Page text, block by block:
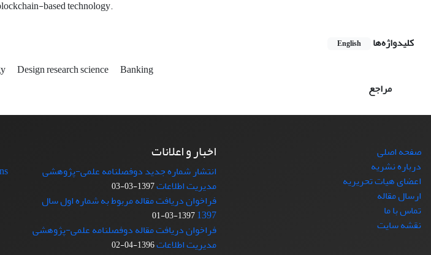
based technology.
کلیدواژه‌ها
English
Design research science
Banking
مراجع
صفحه اصلی
درباره نشریه
اعضای هیات تحریریه
ارسال مقاله
تماس با ما
نقشه سایت
اخبار و اعلانات
انتشار شماره جدید دوفصلنامه علمی-پژوهشی
مدیریت اطلاعات1397-03-03
فراخوان دریافت مقاله مربوط به شماره اول سال
1397
1397-03-01
فراخوان دریافت مقاله دوفصلنامه علمی-پژوهشی
مدیریت اطلاعات1396-04-02